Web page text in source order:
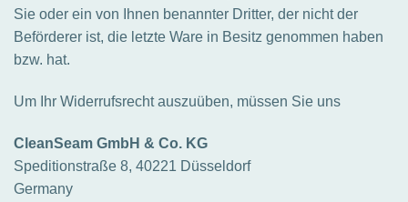
Sie oder ein von Ihnen benannter Dritter, der nicht der
Beförderer ist, die letzte Ware in Besitz genommen haben
bzw. hat.
Um Ihr Widerrufsrecht auszuüben, müssen Sie uns
CleanSeam GmbH & Co. KG
Speditionstraße 8, 40221 Düsseldorf
Germany